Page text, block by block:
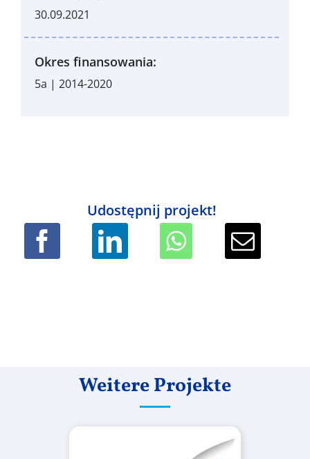
30.09.2021
Okres finansowania:
5a | 2014-2020
Udostępnij projekt!
Weitere Projekte